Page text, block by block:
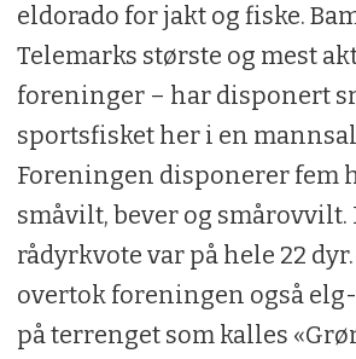
eldorado for jakt og fiske.
Telemarks største og mest
foreninger – har disponert
sportsfisket her i en
Foreningen disponerer fem
småvilt, bever og smårovvilt.
rådyrkvote var på hele 22 dyr.
overtok foreningen også
på terrenget som kalles